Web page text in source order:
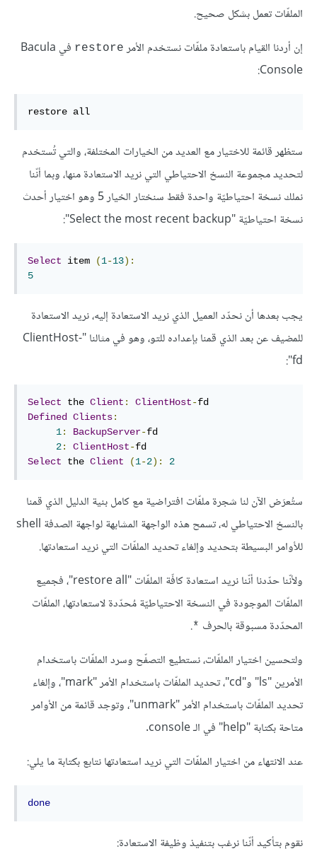
الملفّات تعمل بشكل صحيح.
إن أردنا القيام باستعادة ملفّات نستخدم الأمر restore
في Bacula
Console:
restore all
ستظهر قائمة للاختيار مع العديد من الخيارات المختلفة، والتي تُستخدم
لتحديد مجموعة النسخ الاحتياطي التي نريد الاستعادة منها، وبما أنّنا
نملك نسخة احتياطيّة واحدة فقط سنختار الخيار 5 وهو اختيار أحدث
نسخة احتياطيّة "Select the most recent backup":
Select item (1-13):
5
يجب بعدها أن نحدّد العميل الذي نريد الاستعادة إليه، نريد الاستعادة
للمضيف عن بعد الذي قمنا بإعداده للتو، وهو في مثالنا "ClientHost-
fd":
Select the Client : ClientHost-
Defined Clients:
1: BackupServer-fd
2: ClientHost-
Select the Client (1-2): 2
ستُعرَض الآن لنا شجرة ملفّات افتراضية مع كامل بنية الدليل الذي قمنا
بالنسخ الاحتياطي له، تسمح هذه الواجهة المشابهة لواجهة الصدفة shell
للأوامر البسيطة بتحديد وإلغاء تحديد الملفّات التي نريد استعادتها.
ولأنّنا حدّدنا أنّنا نريد استعادة كافّة الملفّات "restore all"، فجميع
الملفّات الموجودة في النسخة الاحتياطيّة مُحدّدة لاستعادتها، الملفّات
المحدّدة مسبوقة بالحرف *
.
ولتحسين اختيار الملفّات، نستطيع التصفّح وسرد الملفّات باستخدام
الأمرين "ls" و"cd"، تحديد الملفّات باستخدام الأمر "mark"، وإلغاء
تحديد الملفّات باستخدام الأمر "unmark"، وتوجد قائمة من الأوامر
متاحة بكتابة "help" في الـ console.
عند الانتهاء من اختيار الملفّات التي نريد استعادتها نتابع بكتابة ما يلي:
done
نقوم بتأكيد أنّنا نرغب بتنفيذ وظيفة الاستعادة: